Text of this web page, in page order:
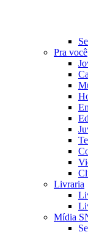
Pra você
Livraria
Mídia